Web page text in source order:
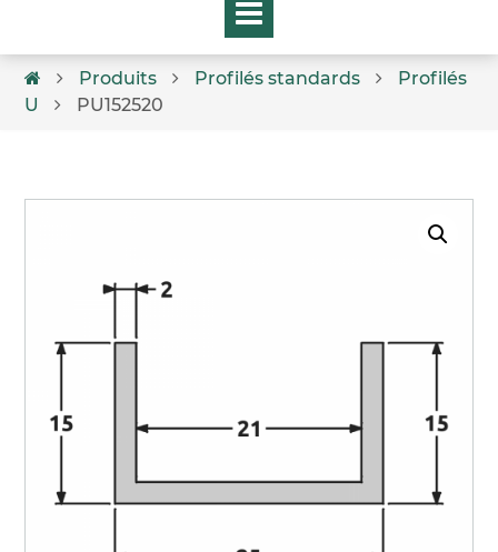
Produits Profilés standards
Profilés
U
PU152520